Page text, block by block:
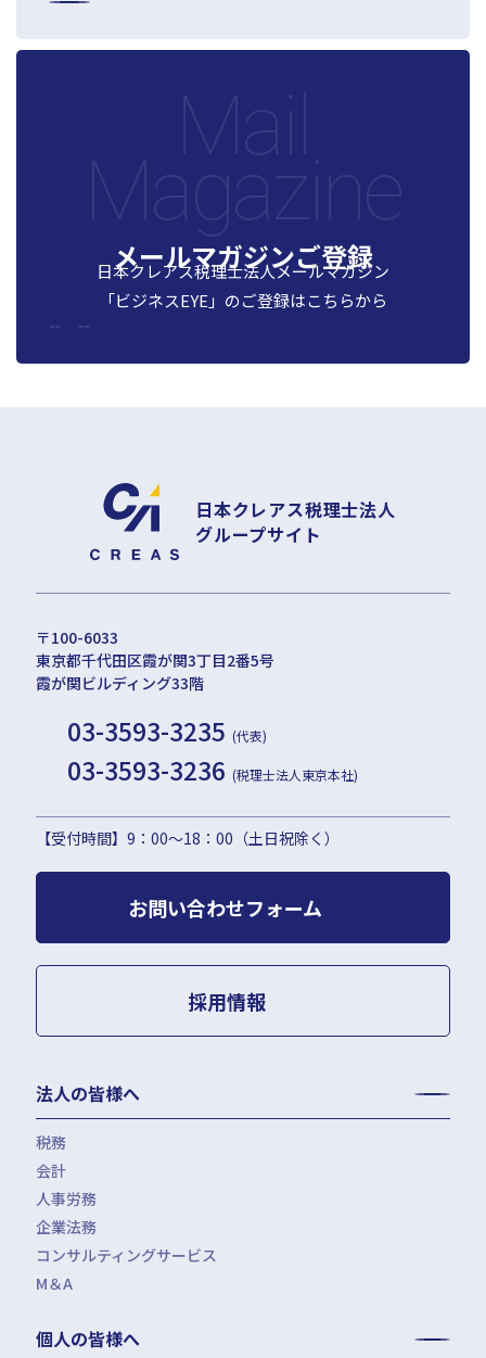
メールマガジンご登録
日本クレアス税理士法人メールマガジン
「ビジネスEYE」のご登録はこちらから
日本クレアス税理士法人
グループサイト
〒100-6033
東京都千代田区霞が関3丁目2番5号
霞が関ビルディング33階
03-3593-3235 (代表)
03-3593-3236 (税理士法人東京本社)
【受付時間】9：00〜18：00（土日祝除く）
お問い合わせフォーム
採用情報
法人の皆様へ
税務
月次決算・税務顧問・税務申告書作成
税務調査対応（会計・税務）
税務セカンドオピニオン
組織再編税制・国際税務
四半期決算サポート
会計
BPO・会計アウトソーシング
会社設立（スタートアップサポート）・クラウド会計導入
決算開示書類（有報・短信等）作成・IFRS対応サポート
人事労務
人事労務アウトソーシング（給与計算・社会保険手続）
労使トラブル対応
労務デューデリジェンス・労務コンプライアンス調査
企業法務
企業法務・法務顧問・事業再生・債権回収
コンサルティングサービス
FAS（財務デューデリジェンス・株価算定・PPA）
IPOコンサルティング
M＆A
個人の皆様へ